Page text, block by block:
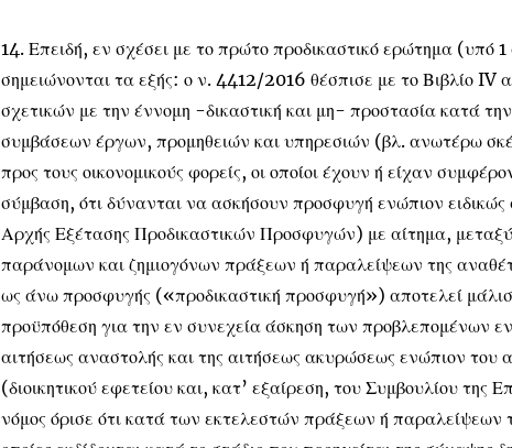
14. Επειδή, εν σχέσει με το πρώτο προδικαστικό ερώτημα (υπό
σημειώνονται τα εξής: ο ν. 4412/2016 θέσπισε με το Βιβλίο IV
σχετικών με την έννομη -δικαστική και μη- προστασία κατά
συμβάσεων έργων, προμηθειών και υπηρεσιών (βλ. ανωτέρω
προς τους οικονομικούς φορείς, οι οποίοι έχουν ή είχαν
σύμβαση, ότι δύνανται να ασκήσουν προσφυγή ενώπιον
Αρχής Εξέτασης Προδικαστικών Προσφυγών) με αίτημα,
παράνομων και ζημιογόνων πράξεων ή παραλείψεων της
ως άνω προσφυγής («προδικαστική προσφυγή») αποτελεί
προϋπόθεση για την εν συνεχεία άσκηση των προβλεπομένων
αιτήσεως αναστολής και της αιτήσεως ακυρώσεως ενώπιον του
(διοικητικού εφετείου και, κατ’ εξαίρεση, του Συμβουλίου της
νόμος όρισε ότι κατά των εκτελεστών πράξεων ή παραλείψεων